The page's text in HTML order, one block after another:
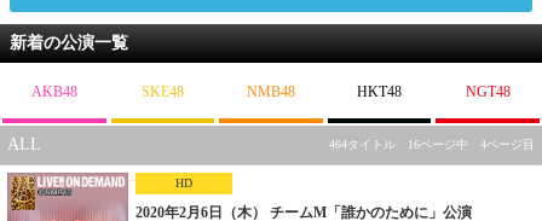
新着の公演一覧
AKB48 SKE48 NMB48 HKT48 NGT48
ALL 464タイトル 16ページ中 4ページ目
HD
2020年2月6日（木） チームM「誰かのために」公演